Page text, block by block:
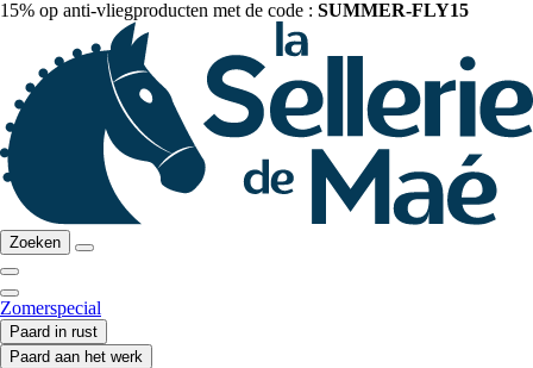
15% op anti-vliegproducten met de code : SUMMER-FLY15
Zoeken
Zomerspecial
Paard in rust
Paard aan het werk